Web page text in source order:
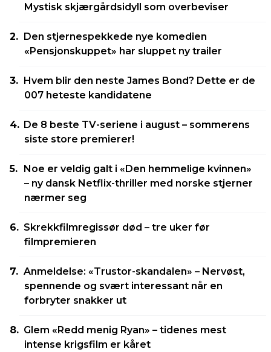
Torbjørn Andersen - 25.6.2025 22:49
førpremieren av «F1: The Movie» på Colosseum kino.
storfilmer i løpet av sommeren.
BRAD PITT COLOSSEUM KINO PREMIERE
Mystisk skjærgårdsidyll som overbeviser
Den stjernespekkede nye komedien
«Pensjonskuppet» har sluppet ny trailer
Hvem blir den neste James Bond? Dette er de
007 heteste kandidatene
De 8 beste TV-seriene i august – sommerens
siste store premierer!
Noe er veldig galt i «Den hemmelige kvinnen»
– ny dansk Netflix-thriller med norske stjerner
nærmer seg
Skrekkfilmregissør død – tre uker før
filmpremieren
Anmeldelse: «Trustor-skandalen» – Nervøst,
spennende og svært interessant når en
forbryter snakker ut
Glem «Redd menig Ryan» – tidenes mest
intense krigsfilm er kåret